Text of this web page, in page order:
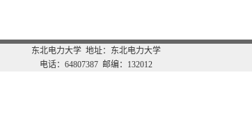
东北电力大学 地址：东北电力大学
电话：64807387 邮编：132012